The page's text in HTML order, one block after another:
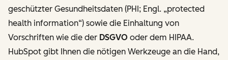
geschützter Gesundheitsdaten (PHI; Engl. „protected
health information“) sowie die Einhaltung von
Vorschriften wie die der DSGVO oder dem HIPAA.
HubSpot gibt Ihnen die nötigen Werkzeuge an die Hand,